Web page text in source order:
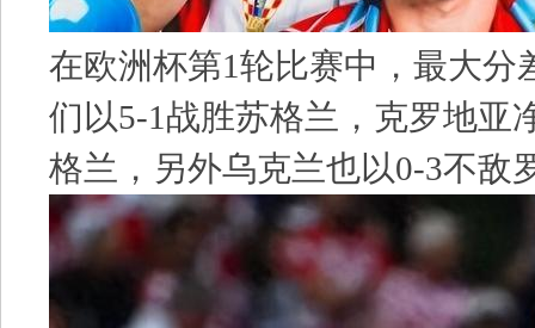
在欧洲杯第1轮比赛中，最大分
们以5-1战胜苏格兰，克罗地亚
格兰，另外乌克兰也以0-3不敌